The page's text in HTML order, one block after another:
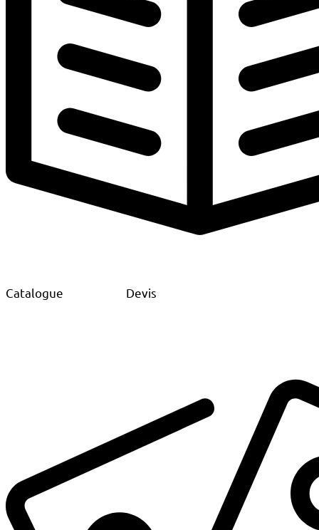
Catalogue Devis